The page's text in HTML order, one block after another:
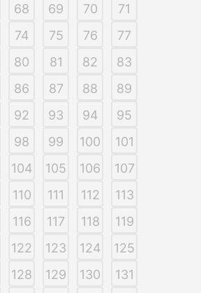
68 69 70
71
74 75 76
77
80 81 82
83
86 87 88
89
92 93 94
95
98 99 100
101
104 105 106
107
110 111 112
113
116 117 118
119
122 123 124
125
128 129 130
131